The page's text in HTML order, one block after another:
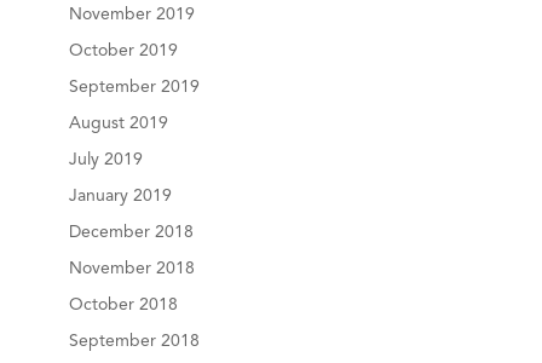
November 2019
October 2019
September 2019
August 2019
July 2019
January 2019
December 2018
November 2018
October 2018
September 2018